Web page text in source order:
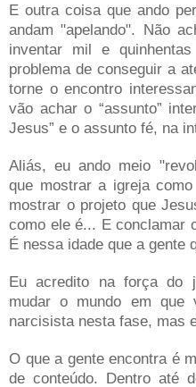
E outra coisa que ando
andam "apelando". Não
inventar mil e
problema de conseguir a
torne o encontro
vão achar o “assunto”
Jesus” e o assunto fé, na
Aliás, eu ando meio
que mostrar a igreja
mostrar o projeto que
como ele é... E conclamar
É nessa idade que a gente
Eu acredito na força do
mudar o mundo em
narcisista nesta fase, mas
O que a gente encontra é
de conteúdo. Dentro até